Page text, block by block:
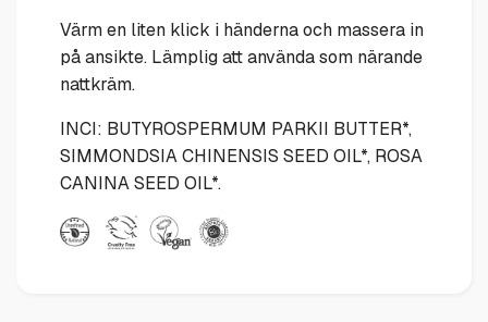
Värm en liten klick i händerna och massera in
på ansikte. Lämplig att använda som närande
nattkräm.
INCI: BUTYROSPERMUM PARKII BUTTER*,
SIMMONDSIA CHINENSIS SEED OIL*, ROSA
CANINA SEED OIL*.